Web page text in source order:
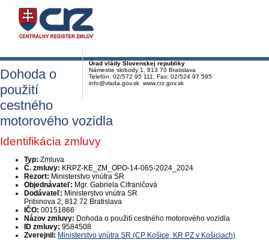
Úrad vlády Slovenskej republiky
Námestie slobody 1, 813 70 Bratislava
Telefón: 02/572 95 111, Fax: 02/524 97 595
info@vlada.gov.sk www.crz.gov.sk
Dohoda o
použití
cestného
motorového vozidla
Identifikácia zmluvy
Typ: Zmluva
Č. zmluvy: KRPZ-KE_ZM_OPO-14-065-2024_2024
Rezort: Ministerstvo vnútra SR
Objednávateľ: Mgr. Gabriela Cifraničová
Dodávateľ: Ministerstvo vnútra SR
Pribinova 2, 812 72 Bratislava
IČO: 00151866
Názov zmluvy: Dohoda o použití cestného motorového vozidla
ID zmluvy: 9584508
Zverejnil: Ministerstvo vnútra SR (CP Košice, KR PZ v Košiciach)